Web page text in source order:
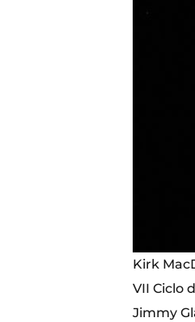
Kirk
VII Ciclo
Jimmy